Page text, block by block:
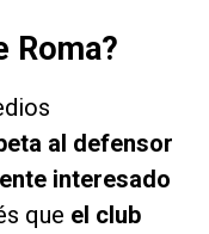
Roma?
al defensor
interesado
que el club